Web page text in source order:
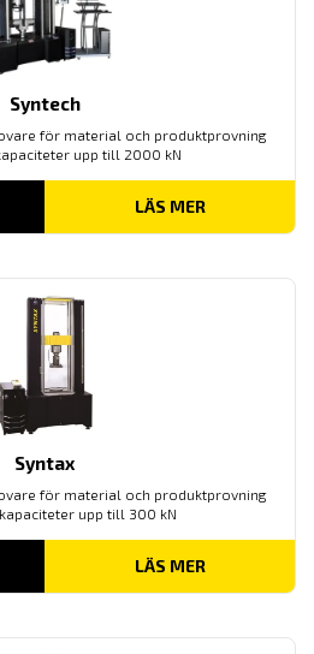
Syntech
för material och produktprovning
upp till 2000 kN
LÄS MER
Syntax
för material och produktprovning
upp till 300 kN
LÄS MER